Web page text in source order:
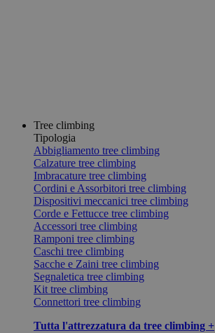
Tree climbing
Tipologia
Abbigliamento tree climbing
Calzature tree climbing
Imbracature tree climbing
Cordini e Assorbitori tree climbing
Dispositivi meccanici tree climbing
Corde e Fettucce tree climbing
Accessori tree climbing
Ramponi tree climbing
Caschi tree climbing
Sacche e Zaini tree climbing
Segnaletica tree climbing
Kit tree climbing
Connettori tree climbing
Tutta l'attrezzatura da tree climbing +